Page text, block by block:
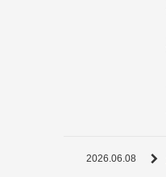
2026.06.08